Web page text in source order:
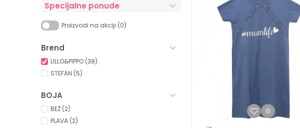
Specijalne ponude
Proizvodi na akciji (0)
Brend
LILLO&PIPPO (38)
STEFAN (5)
BOJA
BEŽ (2)
PLAVA (2)